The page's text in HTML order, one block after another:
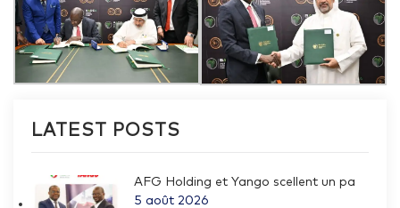
LATEST POSTS
AFG Holding et Yango scellent un pa
5 août 2026